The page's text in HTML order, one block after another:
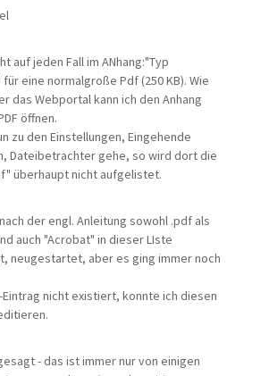
auf jeden Fall im ANhang:"Typ
eine normalgroße Pdf (250 KB). Wie
das Webportal kann ich den Anhang
öffnen.
zu den Einstellungen, Eingehende
Dateibetrachter gehe, so wird dort die
überhaupt nicht aufgelistet.
der engl. Anleitung sowohl .pdf als
auch "Acrobat" in dieser LIste
neugestartet, aber es ging immer noch
nicht existiert, konnte ich diesen
- das ist immer nur von einigen